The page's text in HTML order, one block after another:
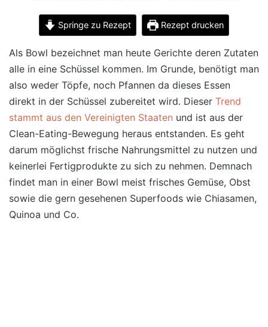
Springe zu Rezept Rezept drucken
Als Bowl bezeichnet man heute Gerichte deren Zutaten
alle in eine Schüssel kommen. Im Grunde, benötigt man
also weder Töpfe, noch Pfannen da dieses Essen
direkt in der Schüssel zubereitet wird. Dieser Trend
stammt aus den Vereinigten Staaten und ist aus der
Clean-Eating-Bewegung heraus entstanden. Es geht
darum möglichst frische Nahrungsmittel zu nutzen und
keinerlei Fertigprodukte zu sich zu nehmen. Demnach
findet man in einer Bowl meist frisches Gemüse, Obst
sowie die gern gesehenen Superfoods wie Chiasamen,
Quinoa und Co.